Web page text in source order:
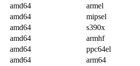
amd64
armel
amd64
mipsel
amd64
s390x
amd64
armhf
amd64
ppc64el
amd64
arm64